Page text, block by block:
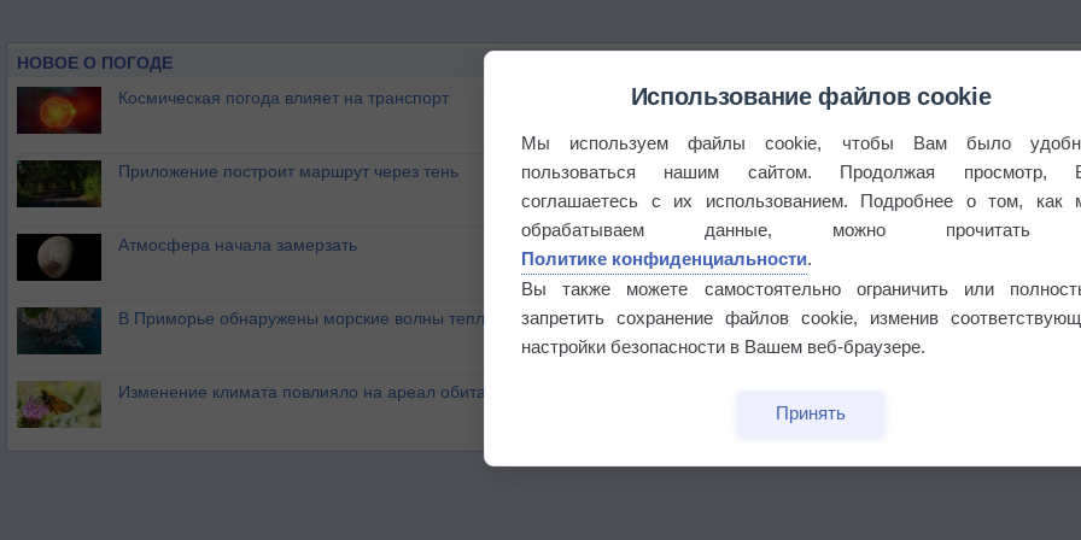
НОВОЕ О ПОГОДЕ
Космическая погода влияет на транспорт
Приложение построит маршрут через тень
Атмосфера начала замерзать
В Приморье обнаружены морские волны тепла
Изменение климата повлияло на ареал обитания бабочек
Использование файлов cookie
Мы используем файлы cookie, чтобы Вам было
пользоваться нашим сайтом. Продолжая просмотр,
соглашаетесь с их использованием. Подробнее о том, как
обрабатываем данные, можно прочитать
Политике конфиденциальности.
Вы также можете самостоятельно ограничить или
запретить сохранение файлов cookie, изменив
настройки безопасности в Вашем веб-браузере.
Принять